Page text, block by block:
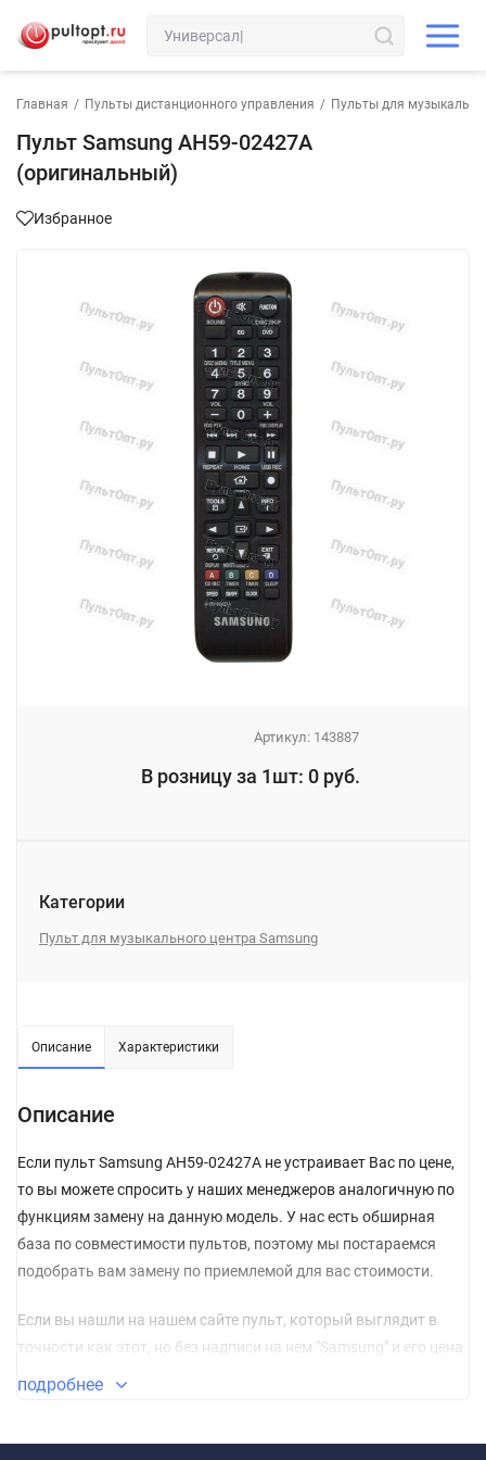
Главная / Пульты дистанционного управления / Пульты для
Пульт Samsung AH59-02427A
(оригинальный)
Избранное
Артикул: 143887
В розницу за 1шт: 0 руб.
Категории
Пульт для музыкального центра Samsung
Описание Характеристики
Описание
Если пульт Samsung AH59-02427A не устраивает Вас по цене,
то вы можете спросить у наших менеджеров аналогичную по
функциям замену на данную модель. У нас есть обширная
база по совместимости пультов, поэтому мы постараемся
подобрать вам замену по приемлемой для вас стоимости.
Если вы нашли на нашем сайте пульт, который выглядит в
точности как этот, но без надписи на нем "Samsung" и его цена
гораздо ниже, то, можете не сомневаться, и сразу класть его в
подробнее